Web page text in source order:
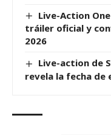
Live-Action
tráiler oficial y
2026
Live-action de
revela la fecha de